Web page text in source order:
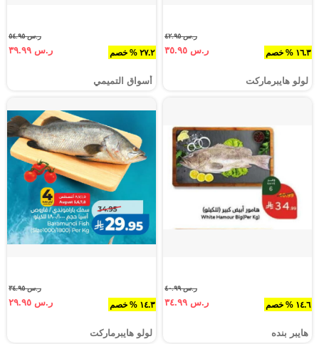
١٦.٣ % خصم
ر.س ٤٢.٩٥
ر.س ٣٥.٩٥
لولو هايبرماركت
٢٧.٢ % خصم
ر.س ٥٤.٩٥
ر.س ٣٩.٩٩
أسواق التميمي
١٤.٦ % خصم
ر.س ٤٠.٩٩
ر.س ٣٤.٩٩
هايبر بنده
١٤.٣ % خصم
ر.س ٣٤.٩٥
ر.س ٢٩.٩٥
لولو هايبرماركت